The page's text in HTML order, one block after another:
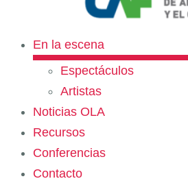
En la escena
Espectáculos
Artistas
Noticias OLA
Recursos
Conferencias
Contacto